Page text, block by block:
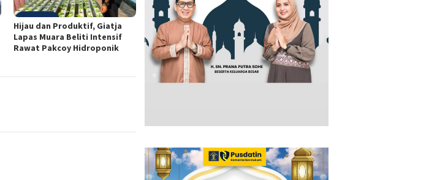
Hijau dan Produktif, Giatja
Lapas Muara Beliti Intensif
Rawat Pakcoy Hidroponik